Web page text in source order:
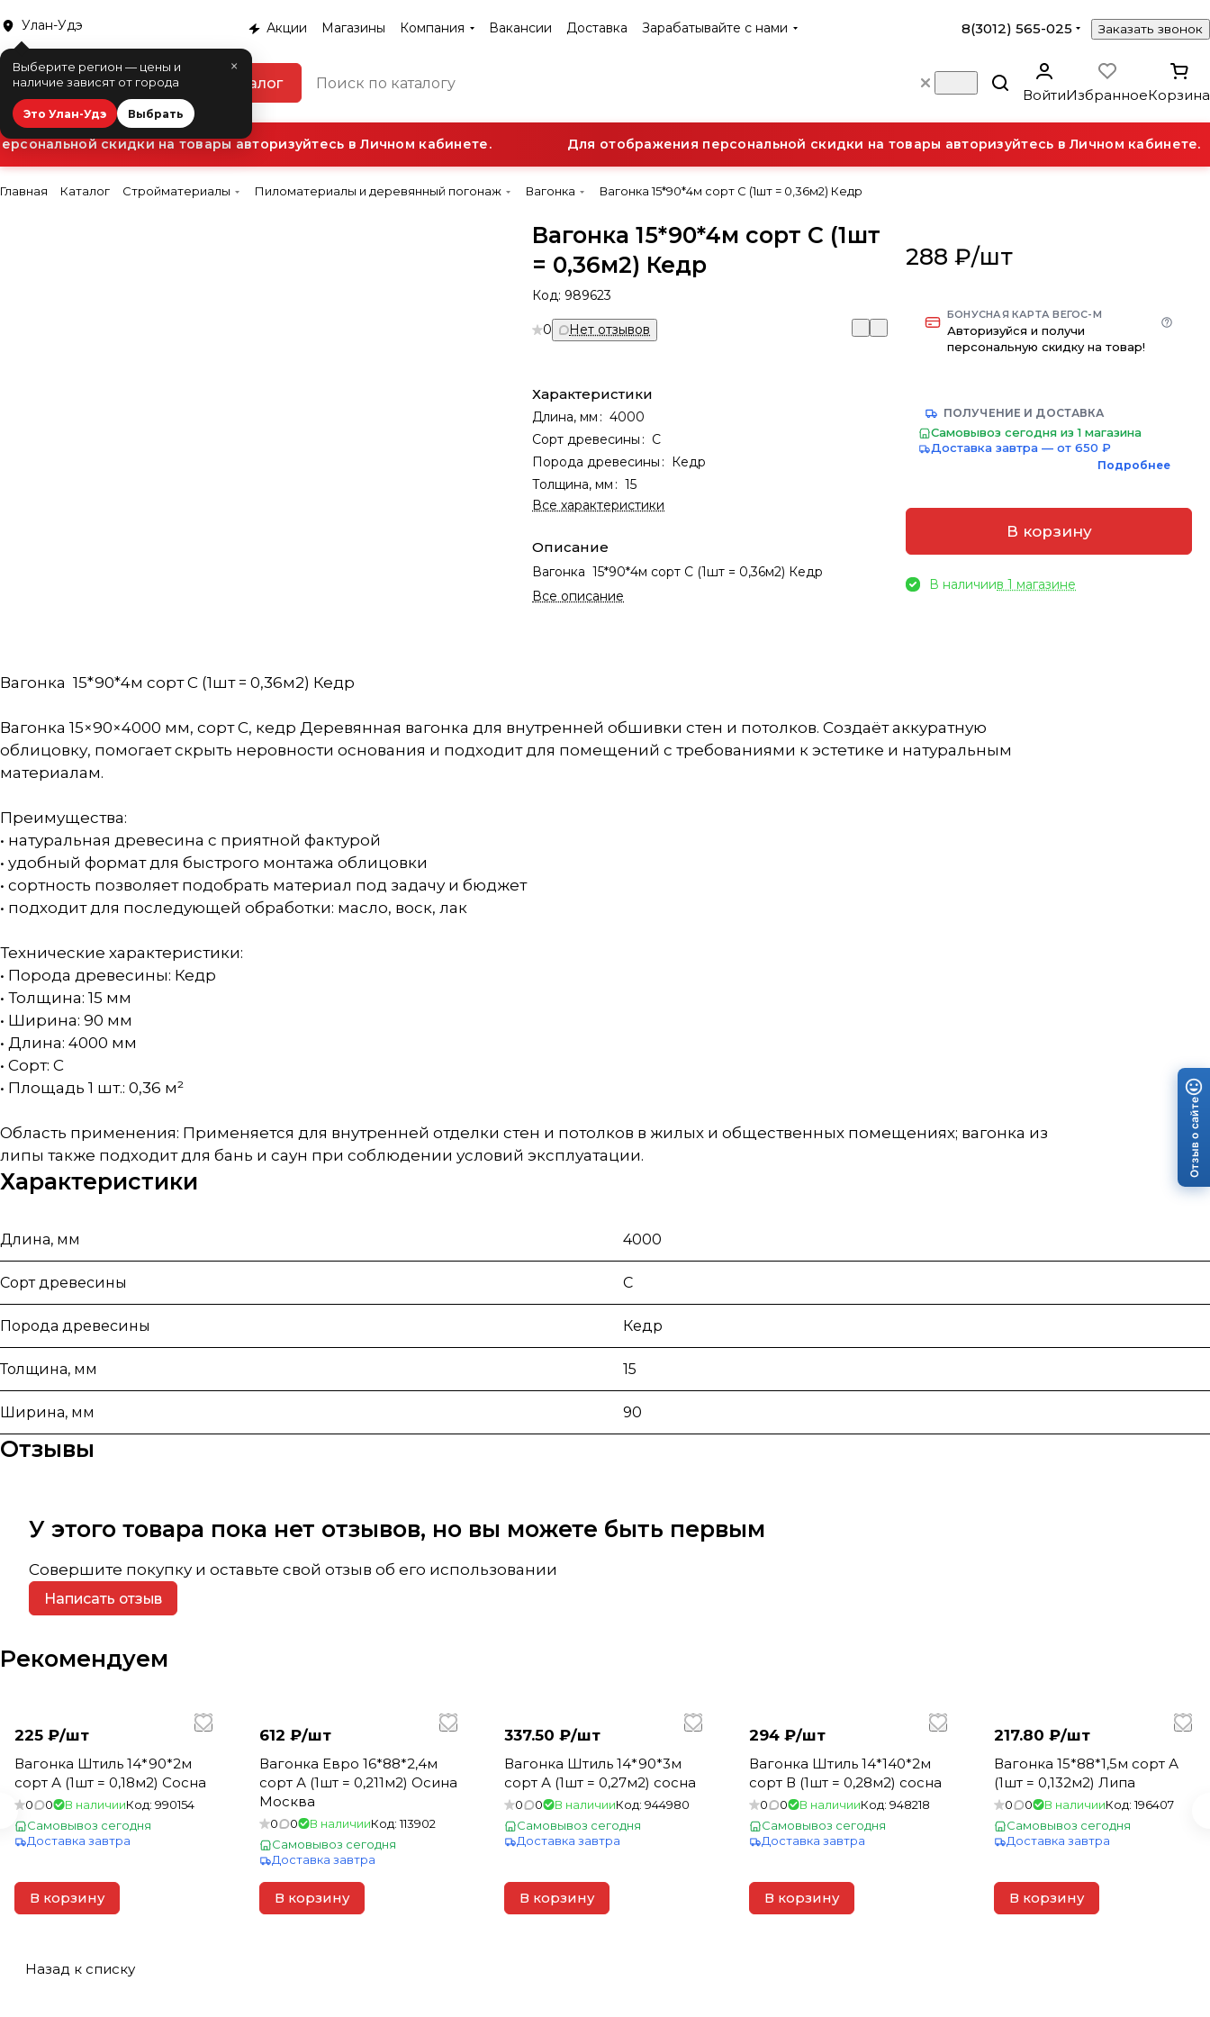
Улан-Удэ
×
Выберите регион — цены и
наличие зависят от города
Это Улан-Удэ Выбрать
Акции Магазины Компания Вакансии Доставка Зарабатывайте с нами 8(3012) 565-025 Заказать звонок
Каталог
ВойтиИзбранноеКорзина
скидки на товары авторизуйтесь в Личном кабинете. Для отображения персональной скидки на товары авторизуйтесь в Личном кабинете.
Главная Каталог Стройматериалы Пиломатериалы и деревянный погонаж Вагонка Вагонка 15*90*4м сорт С (1шт = 0,36м2) Кедр
Вагонка 15*90*4м сорт С (1шт
= 0,36м2) Кедр
Код: 989623
0 Нет отзывов
Характеристики
Длина, мм : 4000
Сорт древесины : С
Порода древесины : Кедр
Толщина, мм : 15
Все характеристики
Описание
Вагонка 15*90*4м сорт С (1шт = 0,36м2) Кедр
Все описание
288 ₽/шт
БОНУСНАЯ КАРТА ВЕГОС-М
Авторизуйся и получи
персональную скидку на товар!
ПОЛУЧЕНИЕ И ДОСТАВКА
Самовывоз сегодня из 1 магазина
Доставка завтра — от 650 ₽
Подробнее
В корзину
В наличиив 1 магазине
Вагонка 15*90*4м сорт С (1шт = 0,36м2) Кедр
Вагонка 15×90×4000 мм, сорт С, кедр Деревянная вагонка для внутренней обшивки стен и потолков. Создаёт аккуратную
облицовку, помогает скрыть неровности основания и подходит для помещений с требованиями к эстетике и натуральным
материалам.
Преимущества:
• натуральная древесина с приятной фактурой
• удобный формат для быстрого монтажа облицовки
• сортность позволяет подобрать материал под задачу и бюджет
• подходит для последующей обработки: масло, воск, лак
Технические характеристики:
• Порода древесины: Кедр
• Толщина: 15 мм
• Ширина: 90 мм
• Длина: 4000 мм
• Сорт: С
• Площадь 1 шт.: 0,36 м²
Область применения: Применяется для внутренней отделки стен и потолков в жилых и общественных помещениях; вагонка из
липы также подходит для бань и саун при соблюдении условий эксплуатации.
Характеристики
Длина, мм 4000
Сорт древесины С
Порода древесины Кедр
Толщина, мм 15
Ширина, мм 90
Отзывы
У этого товара пока нет отзывов, но вы можете быть первым
Совершите покупку и оставьте свой отзыв об его использовании
Написать отзыв
Рекомендуем
225 ₽/шт
Вагонка Штиль 14*90*2м
сорт А (1шт = 0,18м2) Сосна
0 0 В наличииКод: 990154
Самовывоз сегодня
Доставка завтра
В корзину
612 ₽/шт
Вагонка Евро 16*88*2,4м
сорт А (1шт = 0,211м2) Осина
Москва
0 0 В наличииКод:113902
Самовывоз сегодня
Доставка завтра
В корзину
337.50 ₽/шт
Вагонка Штиль 14*90*3м
сорт А (1шт = 0,27м2) сосна
0 0 В наличииКод: 944980
Самовывоз сегодня
Доставка завтра
В корзину
294 ₽/шт
Вагонка Штиль 14*140*2м
сорт В (1шт = 0,28м2) сосна
0 0 В наличииКод: 948218
Самовывоз сегодня
Доставка завтра
В корзину
217.80 ₽/шт
Вагонка 15*88*1,5м сорт А
(1шт = 0,132м2) Липа
0 0 В наличииКод:196407
Самовывоз сегодня
Доставка завтра
В корзину
Назад к списку
Отзыв о сайте